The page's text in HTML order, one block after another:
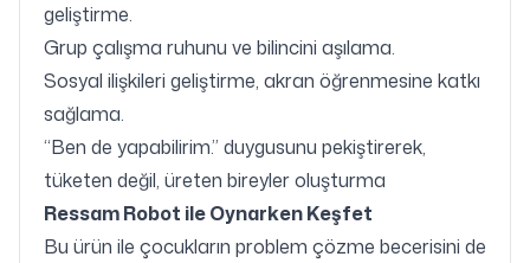
geliştirme.
Grup çalışma ruhunu ve bilincini aşılama.
Sosyal ilişkileri geliştirme, akran öğrenmesine katkı
sağlama.
“Ben de yapabilirim.” duygusunu pekiştirerek,
tüketen değil, üreten bireyler oluşturma
Ressam Robot ile Oynarken Keşfet
Bu ürün ile çocukların problem çözme becerisini de